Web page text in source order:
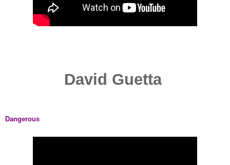
David Guetta
Dangerous